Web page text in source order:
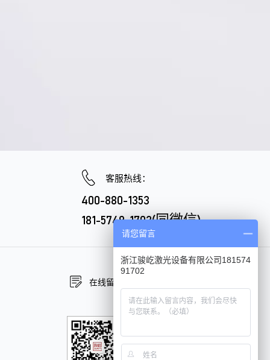
客服热线：
400-880-1353
181-5749-1702(同微信)
在线留言
请您留言
浙江骏屹激光设备有限公司181574
91702